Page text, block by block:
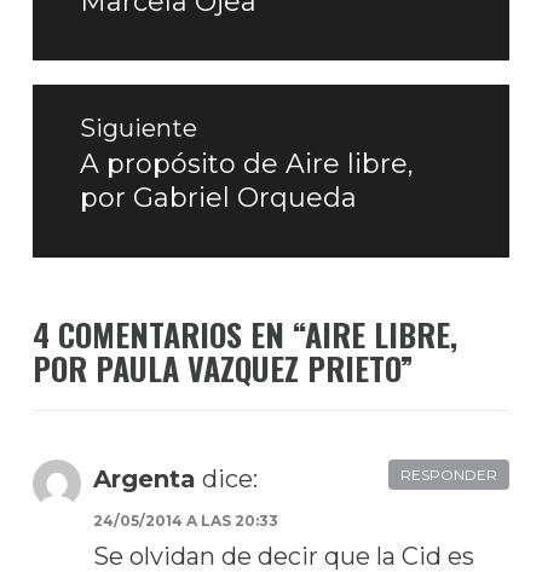
anterior:
Siguiente
Entrada
siguiente:
A propósito de Aire libre,
por Gabriel Orqueda
4 COMENTARIOS EN “AIRE LIBRE,
POR PAULA VAZQUEZ PRIETO”
Argenta dice:
24/05/2014 A LAS 20:33
Se olvidan de decir que la Cid es
RESPONDER